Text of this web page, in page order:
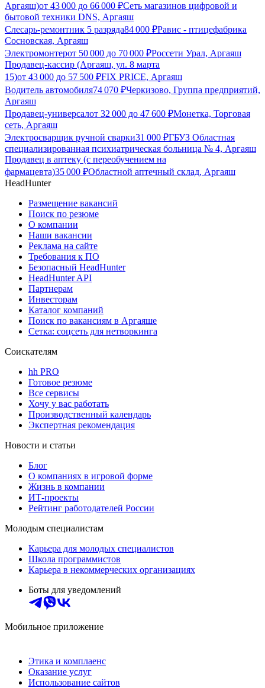
Аргаяш)от 43 000 до 66 000 ₽Сеть магазинов цифровой и
бытовой техники DNS, Аргаяш
Слесарь-ремонтник 5 разряда84 000 ₽Равис - птицефабрика
Сосновская, Аргаяш
Электромонтерот 50 000 до 70 000 ₽Россети Урал, Аргаяш
Продавец-кассир (Аргаяш, ул. 8 марта
15)от 43 000 до 57 500 ₽FIX PRICE, Аргаяш
Водитель автомобиля74 070 ₽Черкизово, Группа предприятий,
Аргаяш
Продавец-универсалот 32 000 до 47 600 ₽Монетка, Торговая
сеть, Аргаяш
Электросварщик ручной сварки31 000 ₽ГБУЗ Областная
специализированная психиатрическая больница № 4, Аргаяш
Продавец в аптеку (с переобучением на
фармацевта)35 000 ₽Областной аптечный склад, Аргаяш
HeadHunter
Размещение вакансий
Поиск по резюме
О компании
Наши вакансии
Реклама на сайте
Требования к ПО
Безопасный HeadHunter
HeadHunter API
Партнерам
Инвесторам
Каталог компаний
Поиск по вакансиям в Аргаяше
Сетка: соцсеть для нетворкинга
Соискателям
hh PRO
Готовое резюме
Все сервисы
Хочу у вас работать
Производственный календарь
Экспертная рекомендация
Новости и статьи
Блог
О компаниях в игровой форме
Жизнь в компании
ИТ-проекты
Рейтинг работодателей России
Молодым специалистам
Карьера для молодых специалистов
Школа программистов
Карьера в некоммерческих организациях
Боты для уведомлений
Мобильное приложение
Этика и комплаенс
Оказание услуг
Использование сайтов